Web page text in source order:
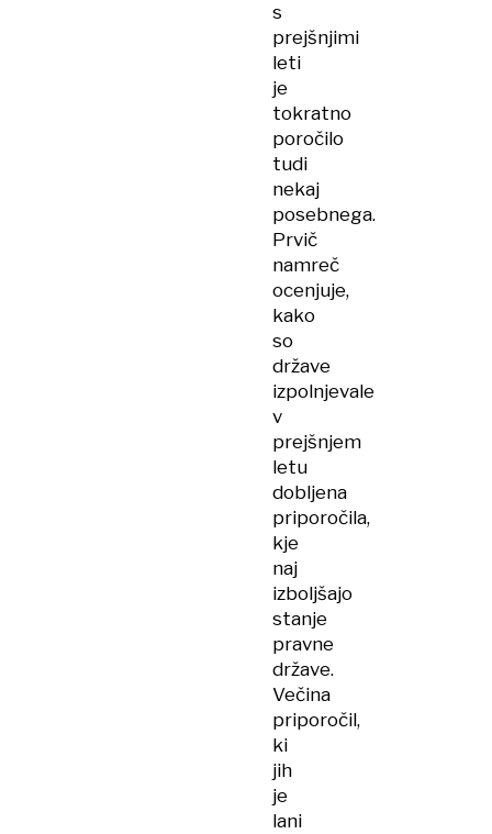
s
prejšnjimi
leti
je
tokratno
poročilo
tudi
nekaj
posebnega.
Prvič
namreč
ocenjuje,
kako
so
države
izpolnjevale
v
prejšnjem
letu
dobljena
priporočila,
kje
naj
izboljšajo
stanje
pravne
države.
Večina
priporočil,
ki
jih
je
lani